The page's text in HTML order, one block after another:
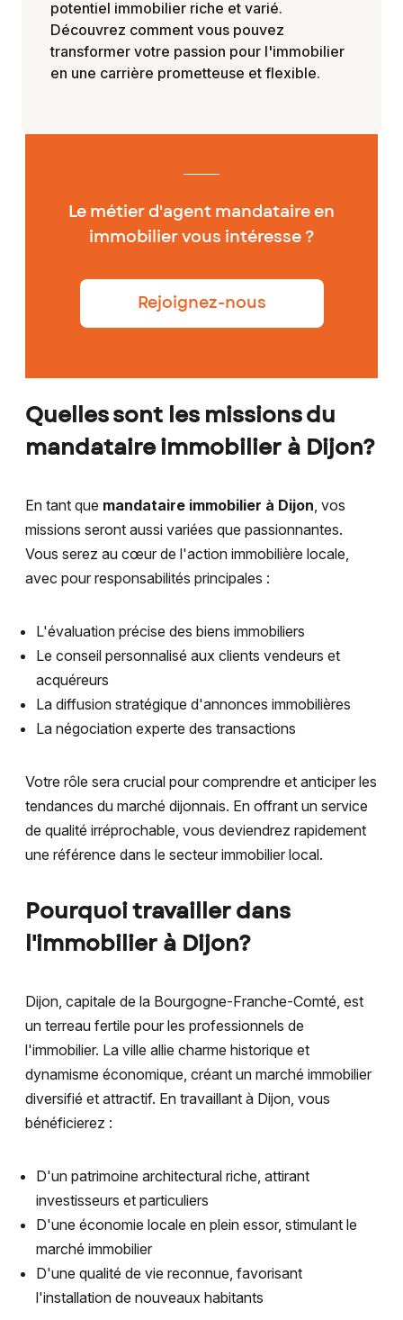
potentiel immobilier riche et varié.
Découvrez comment vous pouvez
transformer votre passion pour l'immobilier
en une carrière prometteuse et flexible.
Le métier d'agent mandataire en
immobilier vous intéresse ?
Rejoignez-nous
Quelles sont les missions du
mandataire immobilier à Dijon?
En tant que mandataire immobilier à Dijon, vos
missions seront aussi variées que passionnantes.
Vous serez au cœur de l'action immobilière locale,
avec pour responsabilités principales :
L'évaluation précise des biens immobiliers
Le conseil personnalisé aux clients vendeurs et
acquéreurs
La diffusion stratégique d'annonces immobilières
La négociation experte des transactions
Votre rôle sera crucial pour comprendre et anticiper les
tendances du marché dijonnais. En offrant un service
de qualité irréprochable, vous deviendrez rapidement
une référence dans le secteur immobilier local.
Pourquoi travailler dans
l'immobilier à Dijon?
Dijon, capitale de la Bourgogne-Franche-Comté, est
un terreau fertile pour les professionnels de
l'immobilier. La ville allie charme historique et
dynamisme économique, créant un marché immobilier
diversifié et attractif. En travaillant à Dijon, vous
bénéficierez :
D'un patrimoine architectural riche, attirant
investisseurs et particuliers
D'une économie locale en plein essor, stimulant le
marché immobilier
D'une qualité de vie reconnue, favorisant
l'installation de nouveaux habitants